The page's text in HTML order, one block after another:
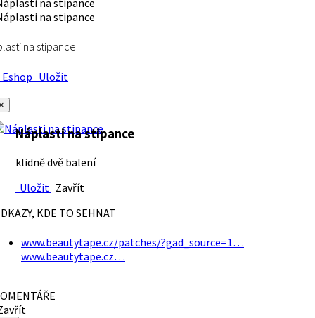
na stipance
Uložit
Náplasti na stipance
klidně dvě balení
Uložit Zavřít
KDE TO SEHNAT
www.beautytape.cz/patches/?gad_source=1…
www.beautytape.cz…